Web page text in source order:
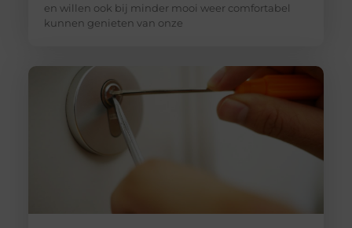
en willen ook bij minder mooi weer comfortabel
kunnen genieten van onze